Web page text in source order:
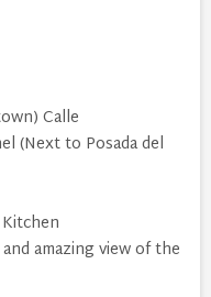
Calle
(Next to Posada del
amazing view of the